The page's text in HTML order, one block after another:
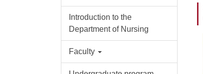
Introduction to the
Department of Nursing
Faculty